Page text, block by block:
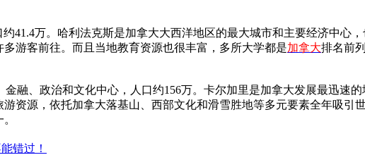
41.4万。哈利法克斯是加拿大大西洋地区的最大城市和主要经济中心
游客前往。而且当地教育资源也很丰富，多所大学都是加拿大排名前
融、政治和文化中心，人口约156万。卡尔加里是加拿大发展最迅速
资源，依托加拿大落基山、西部文化和滑雪胜地等多元要素全年吸引
错过！